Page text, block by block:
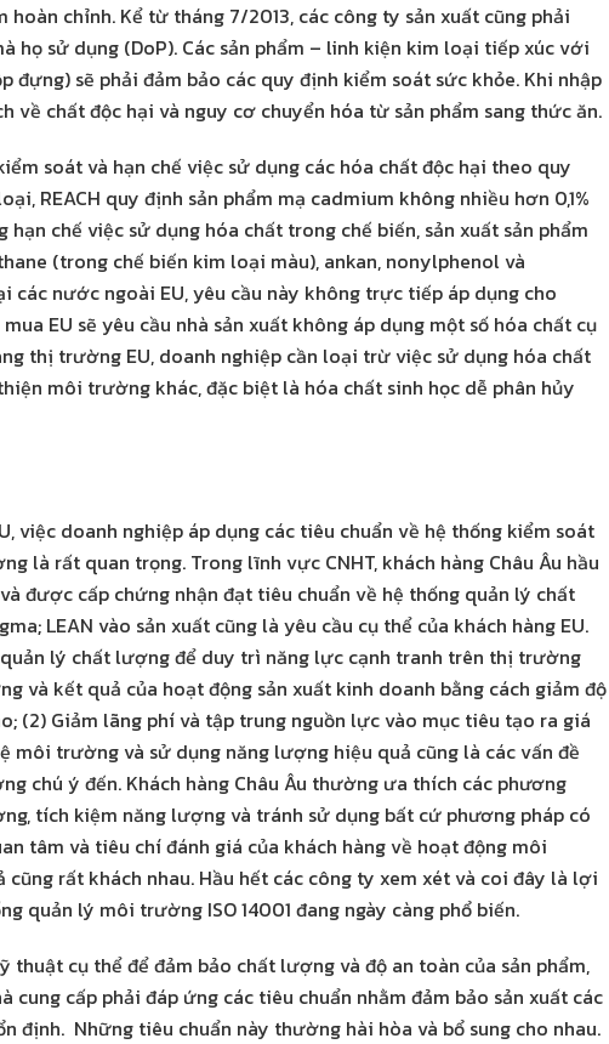
hoàn chỉnh. Kể từ tháng 7/2013, các công ty sản xuất cũng phải
họ sử dụng (DoP). Các sản phẩm – linh kiện kim loại tiếp xúc với
đựng) sẽ phải đảm bảo các quy định kiểm soát sức khỏe. Khi nhập
về chất độc hại và nguy cơ chuyển hóa từ sản phẩm sang thức ăn.
soát và hạn chế việc sử dụng các hóa chất độc hại theo quy
REACH quy định sản phẩm mạ cadmium không nhiều hơn 0,1%
chế việc sử dụng hóa chất trong chế biến, sản xuất sản phẩm
(trong chế biến kim loại màu), ankan, nonylphenol và
nước ngoài EU, yêu cầu này không trực tiếp áp dụng cho
EU sẽ yêu cầu nhà sản xuất không áp dụng một số hóa chất cụ
thị trường EU, doanh nghiệp cần loại trừ việc sử dụng hóa chất
môi trường khác, đặc biệt là hóa chất sinh học dễ phân hủy
việc doanh nghiệp áp dụng các tiêu chuẩn về hệ thống kiểm soát
là rất quan trọng. Trong lĩnh vực CNHT, khách hàng Châu Âu hầu
được cấp chứng nhận đạt tiêu chuẩn về hệ thống quản lý chất
LEAN vào sản xuất cũng là yêu cầu cụ thể của khách hàng EU.
quản lý chất lượng để duy trì năng lực cạnh tranh trên thị trường
và kết quả của hoạt động sản xuất kinh doanh bằng cách giảm độ
(2) Giảm lãng phí và tập trung nguồn lực vào mục tiêu tạo ra giá
môi trường và sử dụng năng lượng hiệu quả cũng là các vấn đề
chú ý đến. Khách hàng Châu Âu thường ưa thích các phương
tích kiệm năng lượng và tránh sử dụng bất cứ phương pháp có
tâm và tiêu chí đánh giá của khách hàng về hoạt động môi
rất khách nhau. Hầu hết các công ty xem xét và coi đây là lợi
quản lý môi trường ISO 14001 đang ngày càng phổ biến.
thuật cụ thể để đảm bảo chất lượng và độ an toàn của sản phẩm,
cung cấp phải đáp ứng các tiêu chuẩn nhằm đảm bảo sản xuất các
định. Những tiêu chuẩn này thường hài hòa và bổ sung cho nhau.